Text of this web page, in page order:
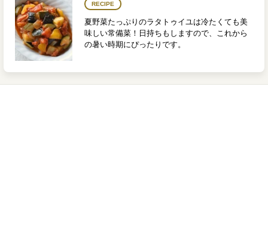
RECIPE
夏野菜たっぷりのラタトゥイユは冷たくても美
味しい常備菜！日持ちもしますので、これから
の暑い時期にぴったりです。